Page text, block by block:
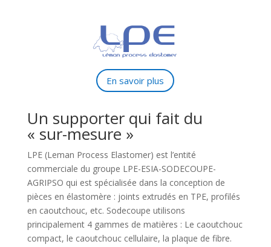
En savoir plus
Un supporter qui fait du
« sur-mesure »
LPE (Leman Process Elastomer) est l’entité
commerciale du groupe LPE-ESIA-SODECOUPE-
AGRIPSO qui est spécialisée dans la conception de
pièces en élastomère : joints extrudés en TPE, profilés
en caoutchouc, etc. Sodecoupe utilisons
principalement 4 gammes de matières : Le caoutchouc
compact, le caoutchouc cellulaire, la plaque de fibre.